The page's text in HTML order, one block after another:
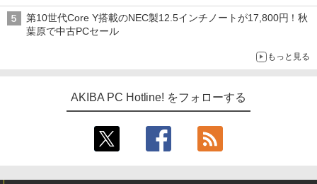
型モニターが9,801円、暑さ指数連動セール ほか
第10世代Core Y搭載のNEC製12.5インチノートが17,800円！秋
葉原で中古PCセール
もっと見る
AKIBA PC Hotline! をフォローする